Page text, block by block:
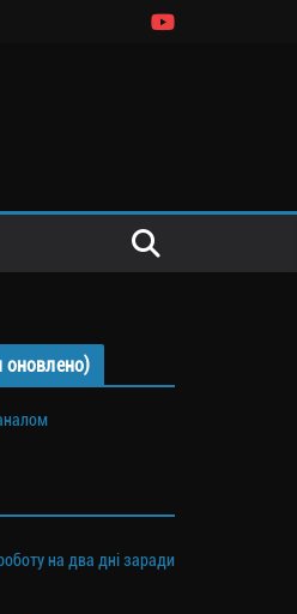
на два дні заради